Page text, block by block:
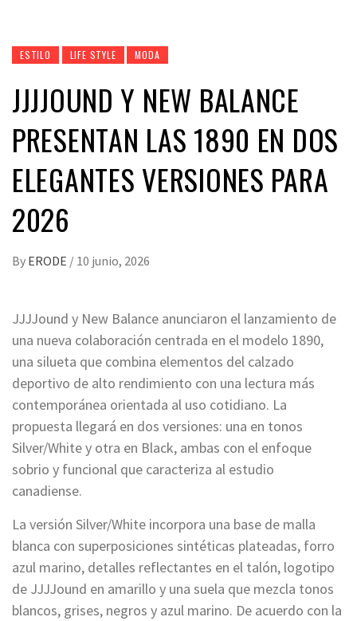
ESTILO LIFE STYLE MODA
JJJJOUND Y NEW BALANCE
PRESENTAN LAS 1890 EN DOS
ELEGANTES VERSIONES PARA
2026
By ERODE / 10 junio, 2026
JJJJound y New Balance anunciaron el lanzamiento de
una nueva colaboración centrada en el modelo 1890,
una silueta que combina elementos del calzado
deportivo de alto rendimiento con una lectura más
contemporánea orientada al uso cotidiano. La
propuesta llegará en dos versiones: una en tonos
Silver/White y otra en Black, ambas con el enfoque
sobrio y funcional que caracteriza al estudio
canadiense.
La versión Silver/White incorpora una base de malla
blanca con superposiciones sintéticas plateadas, forro
azul marino, detalles reflectantes en el talón, logotipo
de JJJJound en amarillo y una suela que mezcla tonos
blancos, grises, negros y azul marino. De acuerdo con la